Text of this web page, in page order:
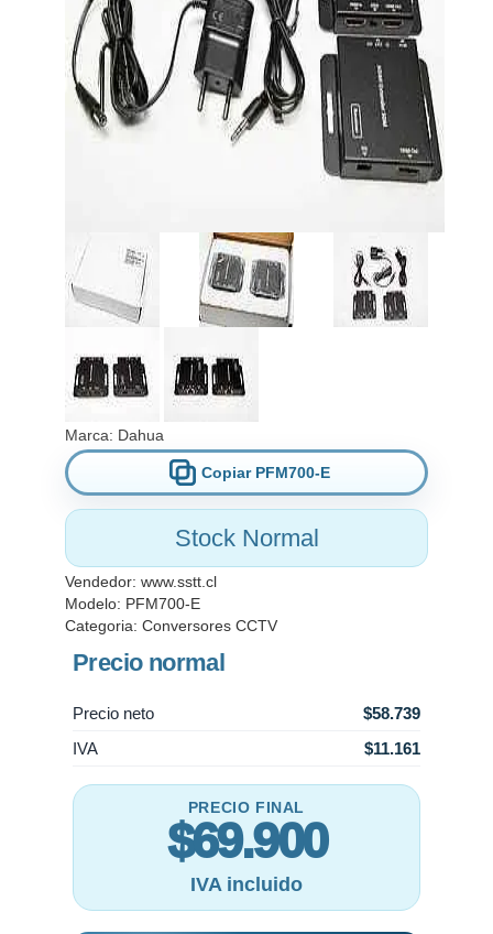
Marca: Dahua
Copiar PFM700-E
Stock Normal
Vendedor: www.sstt.cl
Modelo: PFM700-E
Categoria: Conversores CCTV
Precio normal
Precio neto
$58.739
IVA
$11.161
PRECIO FINAL
$69.900
IVA incluido